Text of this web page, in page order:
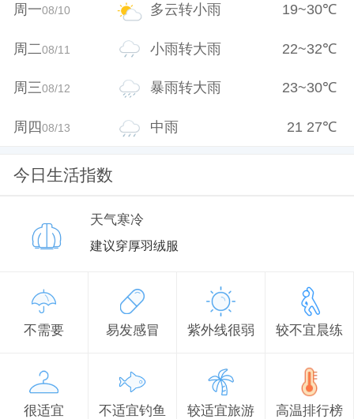
周一08/10 多云转小雨 19~30℃
周二08/11 小雨转大雨 22~32℃
周三08/12 暴雨转大雨 23~30℃
周四08/13 中雨 21 27℃
今日生活指数
天气寒冷
建议穿厚羽绒服
不需要 易发感冒 紫外线很弱 较不宜晨练
很适宜 不适宜钓鱼 较适宜旅游 高温排行榜